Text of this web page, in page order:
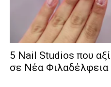
5 Nail Studios που
σε Νέα Φιλαδέλφεια